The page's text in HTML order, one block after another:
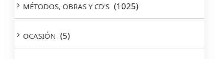
MÉTODOS, OBRAS Y CD'S (1025)
OCASIÓN (5)